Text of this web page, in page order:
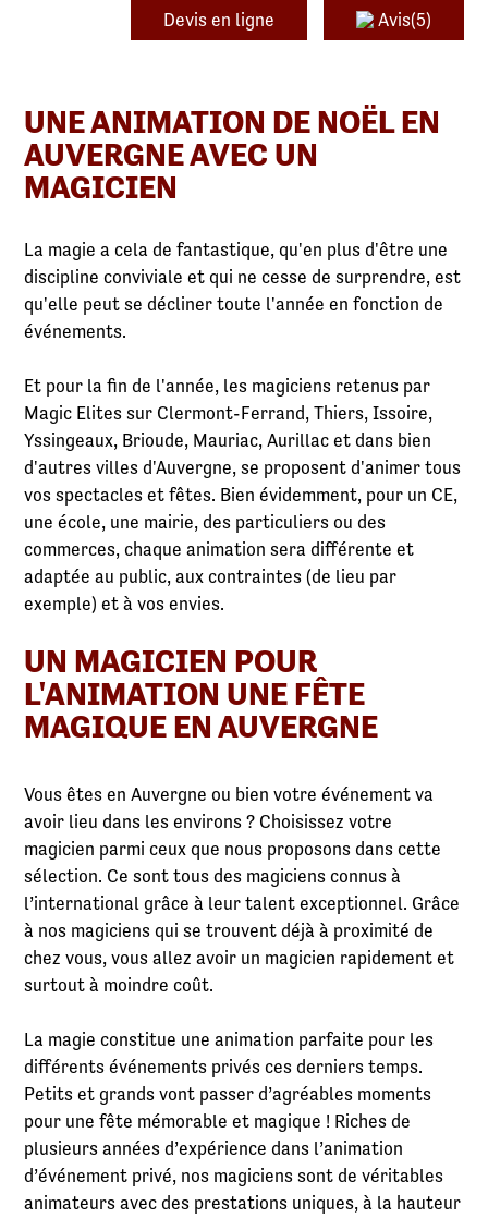
Devis en ligne Avis(5)
UNE ANIMATION DE NOËL EN
AUVERGNE AVEC UN
MAGICIEN
La magie a cela de fantastique, qu'en plus d'être une
discipline conviviale et qui ne cesse de surprendre, est
qu'elle peut se décliner toute l'année en fonction de
événements.
Et pour la fin de l'année, les magiciens retenus par
Magic Elites sur Clermont-Ferrand, Thiers, Issoire,
Yssingeaux, Brioude, Mauriac, Aurillac et dans bien
d'autres villes d'Auvergne, se proposent d'animer tous
vos spectacles et fêtes. Bien évidemment, pour un CE,
une école, une mairie, des particuliers ou des
commerces, chaque animation sera différente et
adaptée au public, aux contraintes (de lieu par
exemple) et à vos envies.
UN MAGICIEN POUR
L'ANIMATION UNE FÊTE
MAGIQUE EN AUVERGNE
Vous êtes en Auvergne ou bien votre événement va
avoir lieu dans les environs ? Choisissez votre
magicien parmi ceux que nous proposons dans cette
sélection. Ce sont tous des magiciens connus à
l’international grâce à leur talent exceptionnel. Grâce
à nos magiciens qui se trouvent déjà à proximité de
chez vous, vous allez avoir un magicien rapidement et
surtout à moindre coût.
La magie constitue une animation parfaite pour les
différents événements privés ces derniers temps.
Petits et grands vont passer d’agréables moments
pour une fête mémorable et magique ! Riches de
plusieurs années d’expérience dans l’animation
d’événement privé, nos magiciens sont de véritables
animateurs avec des prestations uniques, à la hauteur